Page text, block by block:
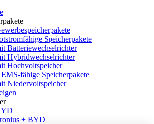
Speicherpakete
Batteriewechselrichter
Hybridwechselrichter
Hochvoltspeicher
fähige Speicherpakete
Niedervoltspeicher
+ BYD